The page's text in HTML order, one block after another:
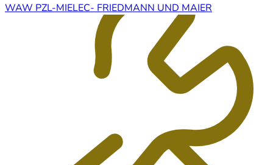
WAW PZL-MIELEC- FRIEDMANN UND MAIER